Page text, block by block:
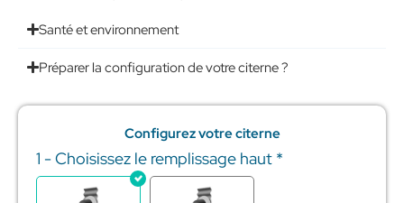
Santé et environnement
Préparer la configuration de votre citerne ?
Configurez votre citerne
1 - Choisissez le remplissage haut *
quantité
de
Réserve